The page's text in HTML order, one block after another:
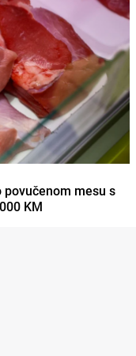
povučenom mesu s
KM